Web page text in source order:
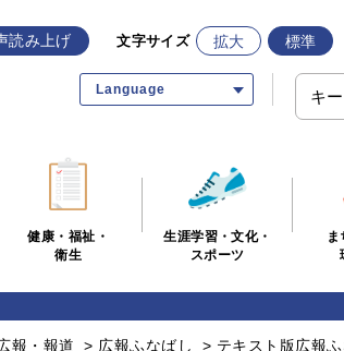
読み上げ 文字サイズ 拡大 標準
Language
健康・福祉・
衛生
生涯学習・文化・
スポーツ
ま
報・報道 > 広報ふなばし > テキスト版広報